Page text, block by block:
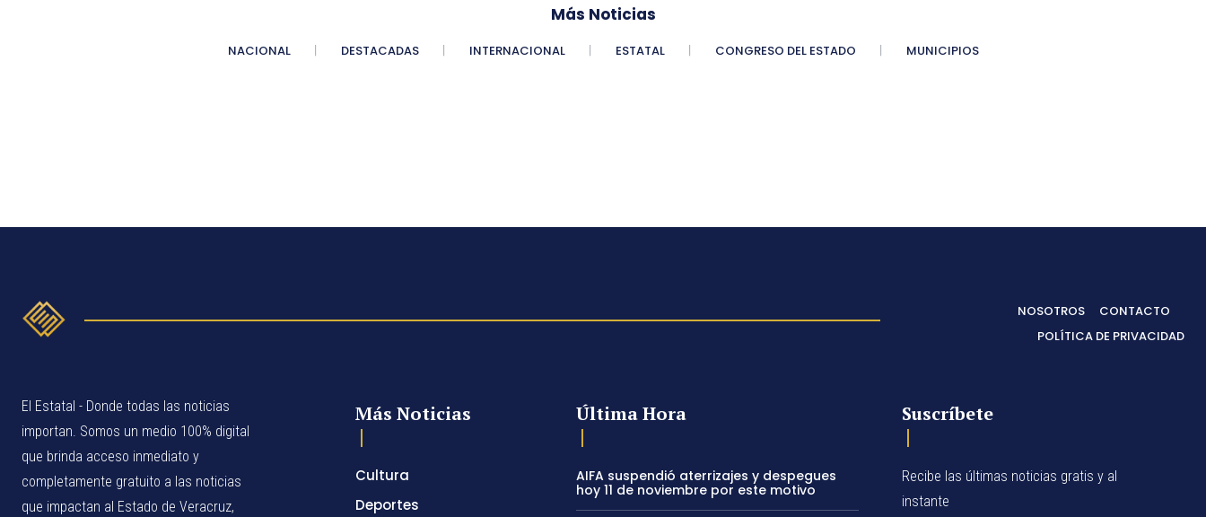
Más Noticias
NACIONAL DESTACADAS INTERNACIONAL ESTATAL CONGRESO DEL ESTADO MUNICIPIOS
NOSOTROS
CONTACTO
POLÍTICA DE PRIVACIDAD
El Estatal - Donde todas las noticias
importan. Somos un medio 100% digital
que brinda acceso inmediato y
completamente gratuito a las noticias
que impactan al Estado de Veracruz,
Más Noticias
Cultura
Deportes
Última Hora
AIFA suspendió aterrizajes y despegues
hoy 11 de noviembre por este motivo
Suscríbete
Recibe las últimas noticias gratis y al
instante